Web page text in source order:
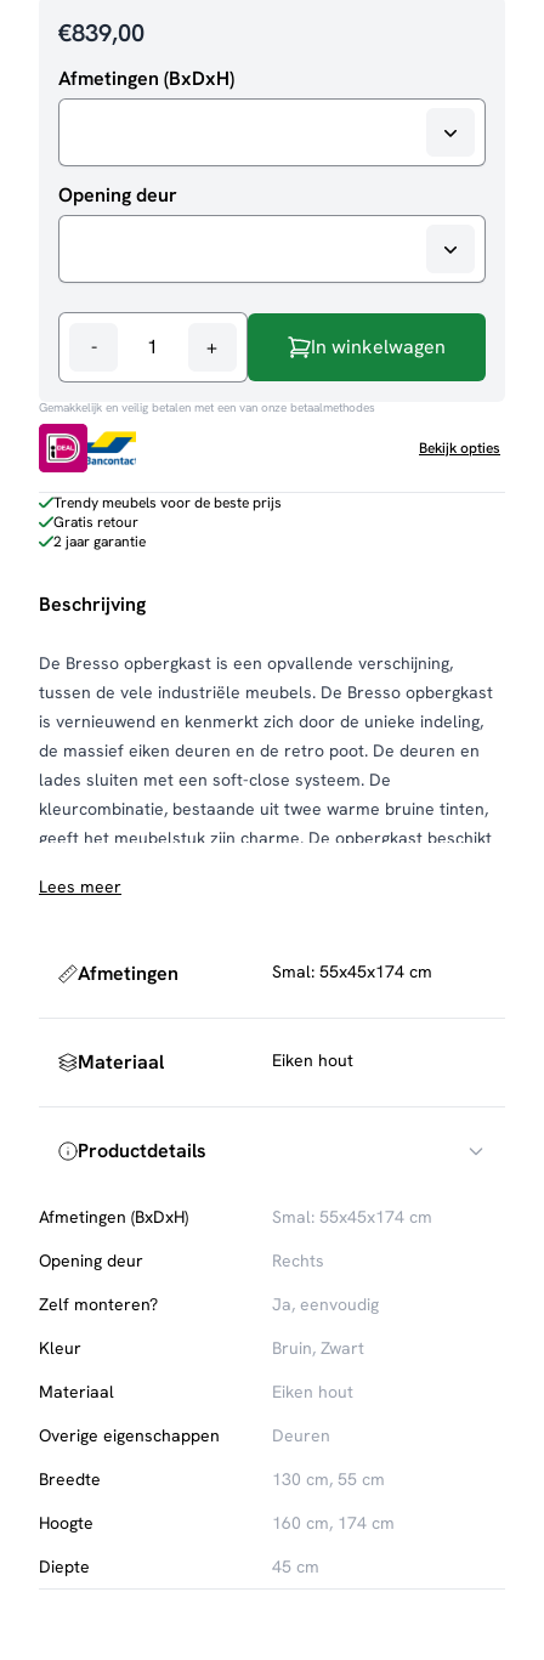
€839,00
Afmetingen (BxDxH)
Opening deur
-
Opbergkast
Bresso
aantal
+ In winkelwagen
Gemakkelijk en veilig betalen met een van onze betaalmethodes
Bekijk opties
Trendy meubels voor de beste prijs
Gratis retour
2 jaar garantie
Beschrijving
De Bresso opbergkast is een opvallende verschijning,
tussen de vele industriële meubels. De Bresso opbergkast
is vernieuwend en kenmerkt zich door de unieke indeling,
de massief eiken deuren en de retro poot. De deuren en
lades sluiten met een soft-close systeem. De
kleurcombinatie, bestaande uit twee warme bruine tinten,
geeft het meubelstuk zijn charme. De opbergkast beschikt
meubels uit onze collectie Bresso!
Lees meer
Afmetingen Smal: 55x45x174 cm
Materiaal Eiken hout
Productdetails
Afmetingen (BxDxH)
Smal: 55x45x174 cm
Opening deur
Rechts
Zelf monteren?
Ja, eenvoudig
Kleur
Bruin, Zwart
Materiaal
Eiken hout
Overige eigenschappen
Deuren
Breedte
130 cm, 55 cm
Hoogte
160 cm, 174 cm
Diepte
45 cm